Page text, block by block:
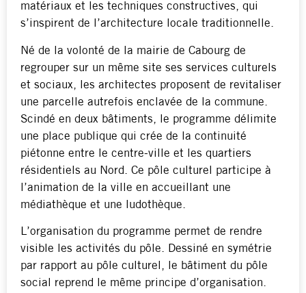
matériaux et les techniques constructives, qui
s’inspirent de l’architecture locale traditionnelle.
Né de la volonté de la mairie de Cabourg de
regrouper sur un même site ses services culturels
et sociaux, les architectes proposent de revitaliser
une parcelle autrefois enclavée de la commune.
Scindé en deux bâtiments, le programme délimite
une place publique qui crée de la continuité
piétonne entre le centre-ville et les quartiers
résidentiels au Nord. Ce pôle culturel participe à
l’animation de la ville en accueillant une
médiathèque et une ludothèque.
L’organisation du programme permet de rendre
visible les activités du pôle. Dessiné en symétrie
par rapport au pôle culturel, le bâtiment du pôle
social reprend le même principe d’organisation.